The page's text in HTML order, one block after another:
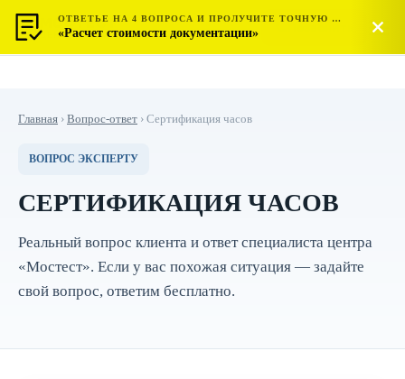
МОСТЕСТ
ЦЕНТР СЕРТИФИКАЦИИ
Главная › Вопрос-ответ › Сертификация часов
ВОПРОС ЭКСПЕРТУ
СЕРТИФИКАЦИЯ ЧАСОВ
Реальный вопрос клиента и ответ специалиста центра
«Мостест». Если у вас похожая ситуация — задайте
свой вопрос, ответим бесплатно.
ОТВЕТЬЕ НА 4 ВОПРОСА И ПРОЛУЧИТЕ ТОЧНУЮ СТОИМОСТЬ
«Расчет стоимости документации»